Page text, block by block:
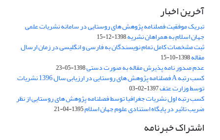
آخرین اخبار
تبریک موفقیت فصلنامه پژوهش های روستایی در سامانه نشریات علمی
جهان اسلام به همراهان نشریه1398-12-15
ثبت مشخصات کامل تمام نویسندگان به فارسی و انگلیسی در زمان ارسال
مقاله1398-10-15
عدم صدور نامه پذیرش مقاله به صورت دستی1398-05-23
کسب رتبه A فصلنامه پژوهش های روستایی در ارزیابی سال 1396 نشریات
توسط وزارت عتف1397-02-03
کسب رتبه اول نشریات جغرافیا توسط فصلنامه پژوهش های روستایی از نظر
ضریب تاثیر در پایگاه استنادی علوم جهان اسلام1395-04-21
اشتراک خبرنامه